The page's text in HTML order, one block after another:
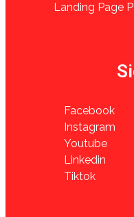
Landing Page
Facebook
Instagram
Youtube
Linkedin
Tiktok